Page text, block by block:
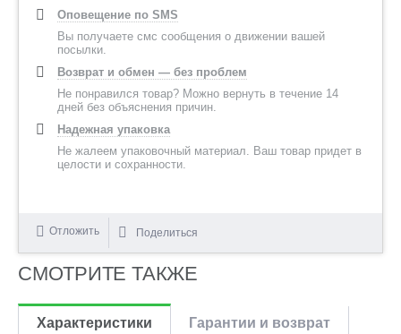
Оповещение по SMS
Вы получаете смс сообщения о движении вашей
посылки.
Возврат и обмен — без проблем
Не понравился товар? Можно вернуть в течение 14
дней без объяснения причин.
Надежная упаковка
Не жалеем упаковочный материал. Ваш товар придет в
целости и сохранности.
Отложить Поделиться
СМОТРИТЕ ТАКЖЕ
Характеристики Гарантии и возврат